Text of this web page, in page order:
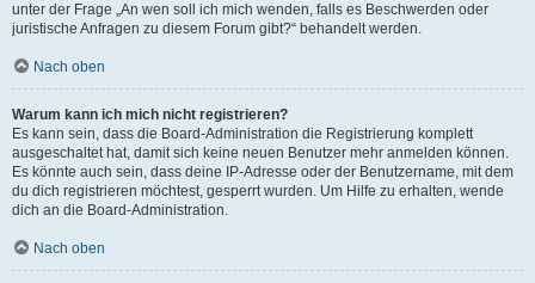
unter der Frage „An wen soll ich mich wenden, falls es Beschwerden oder
juristische Anfragen zu diesem Forum gibt?“ behandelt werden.
Nach oben
Warum kann ich mich nicht registrieren?
Es kann sein, dass die Board-Administration die Registrierung komplett
ausgeschaltet hat, damit sich keine neuen Benutzer mehr anmelden können.
Es könnte auch sein, dass deine IP-Adresse oder der Benutzername, mit dem
du dich registrieren möchtest, gesperrt wurden. Um Hilfe zu erhalten, wende
dich an die Board-Administration.
Nach oben